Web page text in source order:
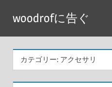
テ
woodrofに告ぐ
カテゴリー: アクセサリ